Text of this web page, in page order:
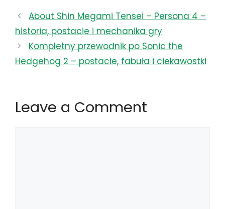
About Shin Megami Tensei – Persona 4 –
historia, postacie i mechanika gry
Kompletny przewodnik po Sonic the
Hedgehog 2 – postacie, fabuła i ciekawostki
Leave a Comment